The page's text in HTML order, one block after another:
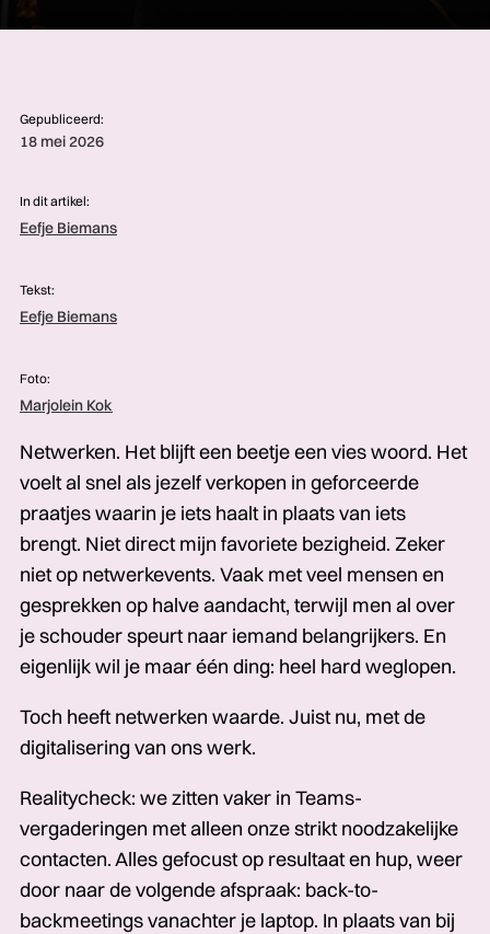
Gepubliceerd:
18 mei 2026
In dit artikel:
Eefje Biemans
Tekst:
Eefje Biemans
Foto:
Marjolein Kok
Netwerken. Het blijft een beetje een vies woord. Het
voelt al snel als jezelf verkopen in geforceerde
praatjes waarin je iets haalt in plaats van iets
brengt. Niet direct mijn favoriete bezigheid. Zeker
niet op netwerkevents. Vaak met veel mensen en
gesprekken op halve aandacht, terwijl men al over
je schouder speurt naar iemand belangrijkers. En
eigenlijk wil je maar één ding: heel hard weglopen.
Toch heeft netwerken waarde. Juist nu, met de
digitalisering van ons werk.
Realitycheck: we zitten vaker in Teams-
vergaderingen met alleen onze strikt noodzakelijke
contacten. Alles gefocust op resultaat en hup, weer
door naar de volgende afspraak: back-to-
backmeetings vanachter je laptop. In plaats van bij